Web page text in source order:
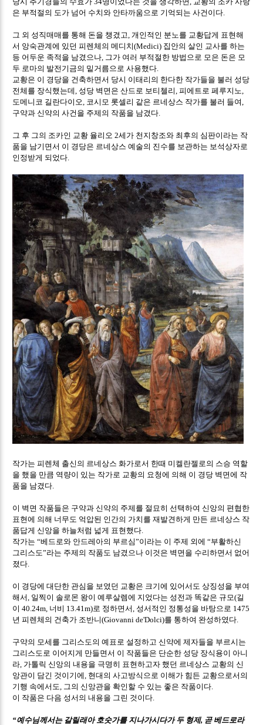
은 부적절의 도가 넘어 수치와 안타까움으로 기억되는 사건이다
그 외 성직매매를 통해 돈을 챙겼고 개인적인 분노를 교황답게 표현해
서 앙숙관계에 있던 피렌체의 메디치(Medici) 집안의 살인 교사를 하는
등 어두운 족적을 남겼으나 그가 여러 부적절한 방법으로 모은 돈은 모
두 로마의 발전기금의 밑거름으로 사용했다
교황은 이 경당을 건축하면서 당시 이태리의 한다한 작가들을 불러 성당
전체를 장식했는데 성당 벽면은 산드로 보티첼리 ,피에트로 페루지노
도메니코 길란다이오 코시모 롯셀리 같은 르네상스 작가를 불러 들여
구약과 신약의 사건을 주제의 작품을 남겼다
그 후 그의 조카인 교황 율리오2세가 천지창조와 최후의 심판이라는 작
품을 남기면서 이 경당은 르네상스 예술의 진수를 보관하는 보석상자로
인정받게 되었다
작가는 피렌체 출신의 르네상스 화가로서 한때 미켈란젤로의 스승 역할
을 했을 만큼 역량이 있는 작가로 교황의 요청에 의해 이 경당 벽면에 작
품을 남겼다
이 벽면 작품들은 구약과 신약의 주제를 절묘히 선택하여 신앙의 편협한
표현에 의해 너무도 억압된 인간의 가치를 재발견하게 만든 르네상스 작
품답게 신앙을 하늘처럼 넓게 표현했다
작가는“베드로와 안드레아의 부르심”이라는 이 주제 외에“부활하신
그리스도”라는 주제의 작품도 남겼으나 이것은 벽면을 수리하면서 없어
졌다
이 경당에 대단한 관심을 보였던 교황은 크기에 있어서도 상징성을 부여
해서 일찍이 솔로몬 왕이 예루살렘에 지었다는 성전과 똑같은 규모(길
이40.24m, 너비 13.41m)로 정하면서 성서적인 정통성을 바탕으로 1475
년 피렌체의 건축가 조반니(Giovanni de'Dolci)를 통하여 완성하였다
구약의 모세를 그리스도의 예표로 설정하고 신약에 제자들을 부르시는
그리스도로 이어지게 만들면서 이 작품들은 단순한 성당 장식용이 아니
라 가톨릭 신앙의 내용을 극명히 표현하고자 했던 르네상스 교황의 신
앙관이 담긴 것이기에 현대의 사고방식으로 이해가 힘든 교황으로서의
기행 속에서도 그의 신앙관을 확인할 수 있는 좋은 작품이다
이 작품은 다음 성서의 내용을 그린 것이다
“예수님께서는 갈릴래아 호숫가를 지나가시다가 두 형제, 곧 베드로라